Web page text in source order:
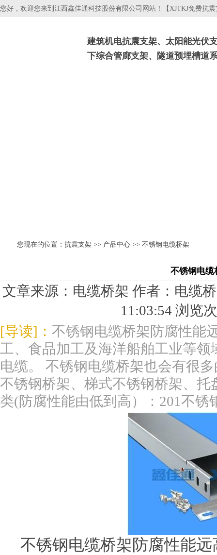
您好，欢迎您来到江西鑫佳通科技股份有限公司网站！【XJTKJ免费抗
建筑机电抗震支架、太阳能光伏
下综合管廊支架、隧道预埋槽道
您现在的位置： 抗震支架 >> 产品中心 >> 不锈钢电缆桥架
不锈钢电缆
文章来源：电缆桥架 作者：电缆
11:03:54 浏览
[导读]： 不锈钢电缆桥架防腐性能
工、食品加工及海洋船舶工业等
电缆。 不锈钢电缆桥架也会有很
不锈钢桥架、梯式不锈钢桥架、
类(防腐性能由低到高）：201不锈
不锈钢电缆桥架防腐性能